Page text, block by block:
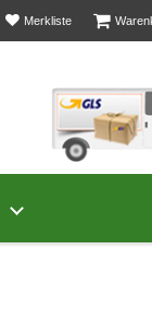
Merklisteist leer
Untermenü von